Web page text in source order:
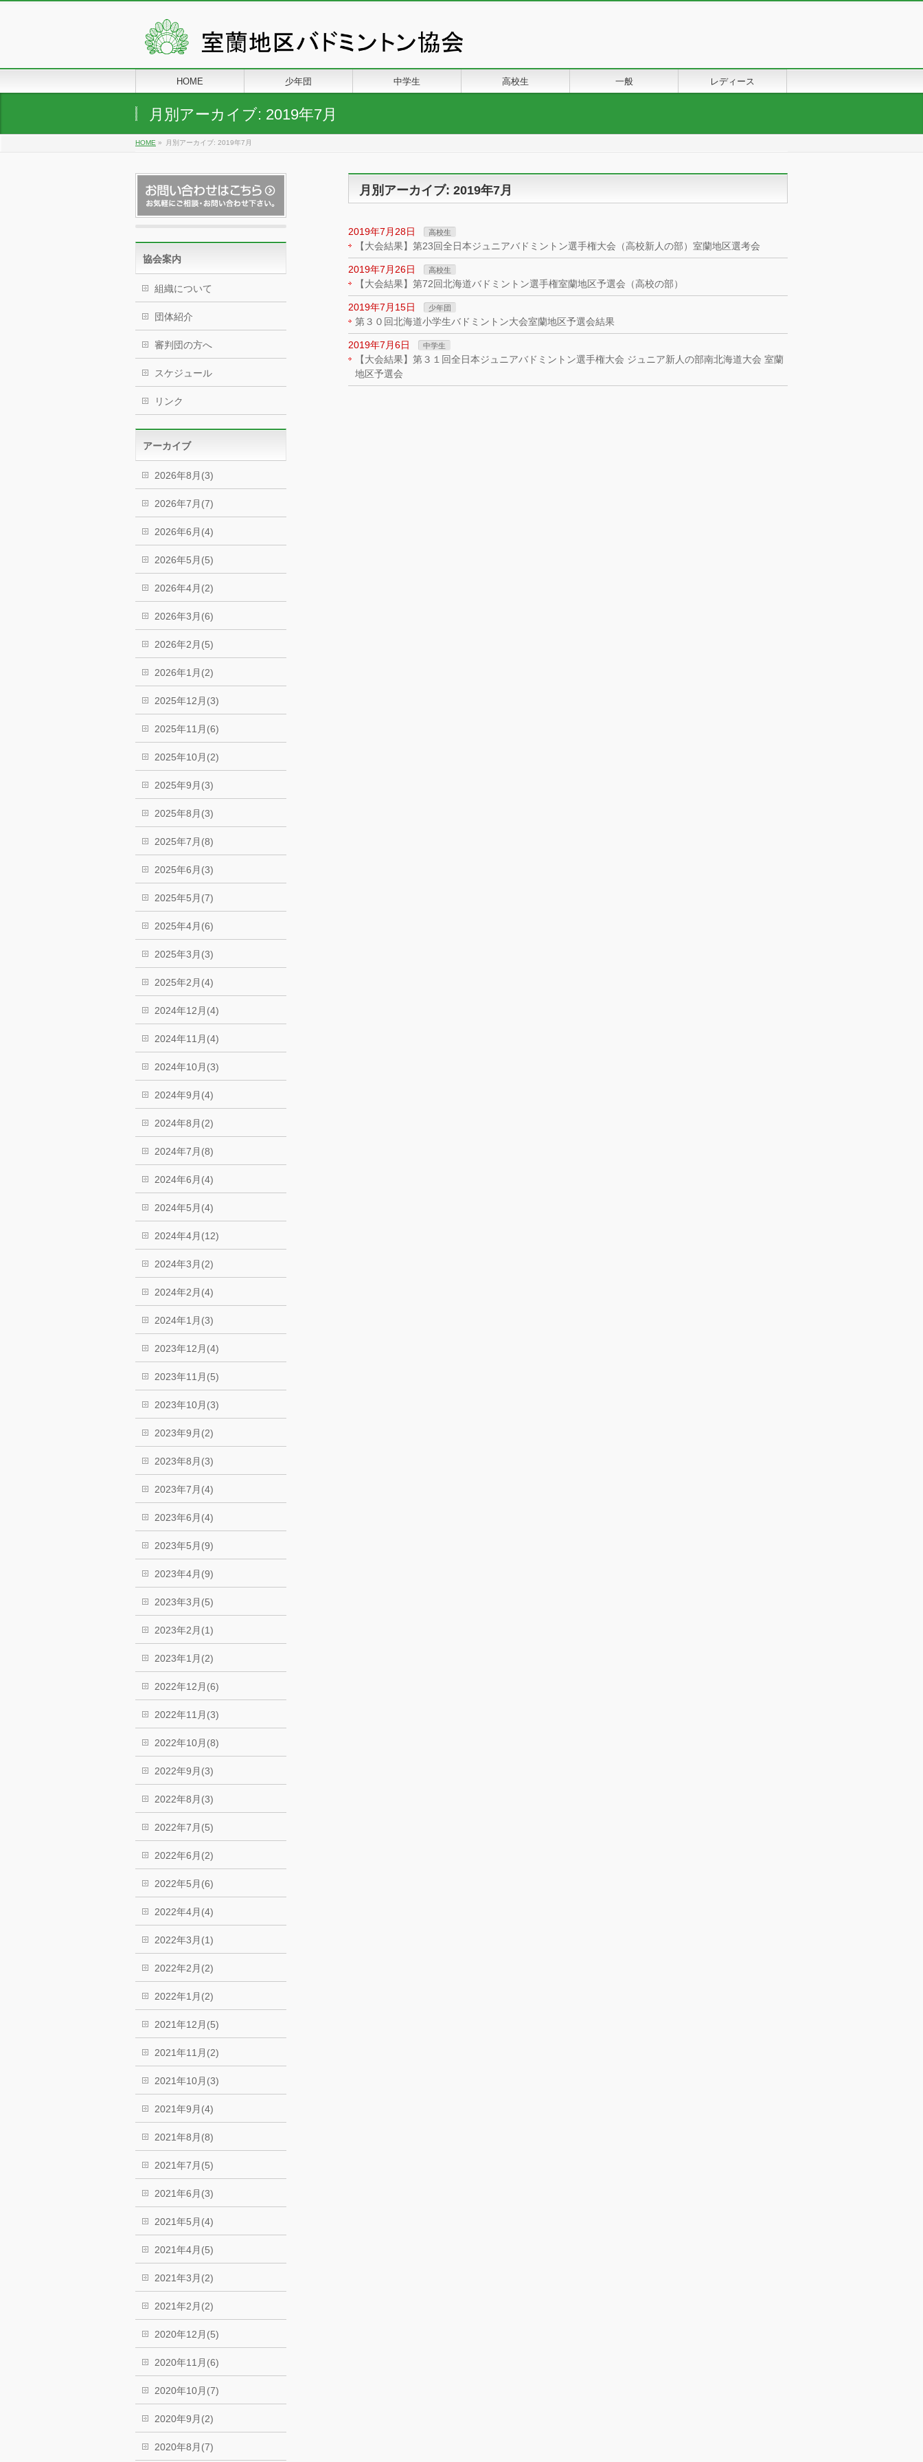
HOME 少年団 中学生 高校生 一般 レディース
月別アーカイブ: 2019年7月
HOME » 月別アーカイブ: 2019年7月
月別アーカイブ: 2019年7月
2019年7月28日 高校生
【大会結果】第23回全日本ジュニアバドミントン選手権大会（高校新人の部）室蘭地区選考会
2019年7月26日 高校生
【大会結果】第72回北海道バドミントン選手権室蘭地区予選会（高校の部）
2019年7月15日 少年団
第３０回北海道小学生バドミントン大会室蘭地区予選会結果
2019年7月6日 中学生
【大会結果】第３１回全日本ジュニアバドミントン選手権大会 ジュニア新人の部南北海道大会 室蘭
地区予選会
協会案内
組織について
団体紹介
審判団の方へ
スケジュール
リンク
アーカイブ
2026年8月(3)
2026年7月(7)
2026年6月(4)
2026年5月(5)
2026年4月(2)
2026年3月(6)
2026年2月(5)
2026年1月(2)
2025年12月(3)
2025年11月(6)
2025年10月(2)
2025年9月(3)
2025年8月(3)
2025年7月(8)
2025年6月(3)
2025年5月(7)
2025年4月(6)
2025年3月(3)
2025年2月(4)
2024年12月(4)
2024年11月(4)
2024年10月(3)
2024年9月(4)
2024年8月(2)
2024年7月(8)
2024年6月(4)
2024年5月(4)
2024年4月(12)
2024年3月(2)
2024年2月(4)
2024年1月(3)
2023年12月(4)
2023年11月(5)
2023年10月(3)
2023年9月(2)
2023年8月(3)
2023年7月(4)
2023年6月(4)
2023年5月(9)
2023年4月(9)
2023年3月(5)
2023年2月(1)
2023年1月(2)
2022年12月(6)
2022年11月(3)
2022年10月(8)
2022年9月(3)
2022年8月(3)
2022年7月(5)
2022年6月(2)
2022年5月(6)
2022年4月(4)
2022年3月(1)
2022年2月(2)
2022年1月(2)
2021年12月(5)
2021年11月(2)
2021年10月(3)
2021年9月(4)
2021年8月(8)
2021年7月(5)
2021年6月(3)
2021年5月(4)
2021年4月(5)
2021年3月(2)
2021年2月(2)
2020年12月(5)
2020年11月(6)
2020年10月(7)
2020年9月(2)
2020年8月(7)